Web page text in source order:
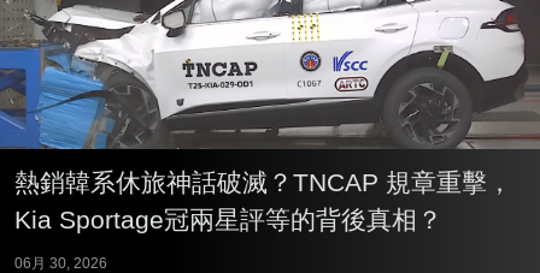
熱銷韓系休旅神話破滅？TNCAP 規章重擊，
Kia Sportage冠兩星評等的背後真相？
06月 30, 2026